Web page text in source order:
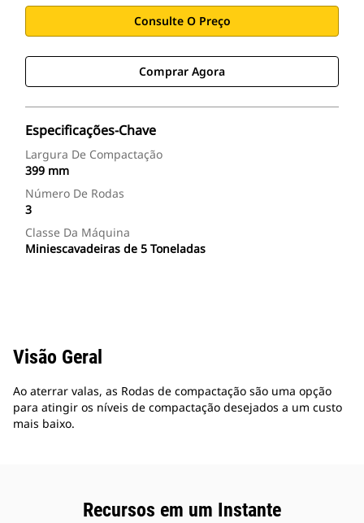
Consulte O Preço
Comprar Agora
Especificações-Chave
Largura De Compactação
399 mm
Número De Rodas
3
Classe Da Máquina
Miniescavadeiras de 5 Toneladas
Visão Geral
Ao aterrar valas, as Rodas de compactação são uma opção
para atingir os níveis de compactação desejados a um custo
mais baixo.
Recursos em um Instante